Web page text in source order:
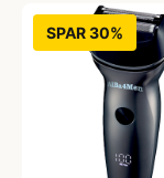
SPAR 30%